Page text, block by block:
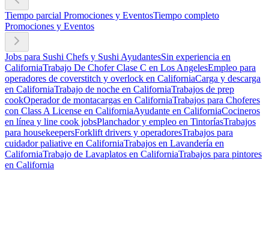
Tiempo parcial Promociones y EventosTiempo completo
Promociones y Eventos
Jobs para Sushi Chefs y Sushi AyudantesSin experiencia en
CaliforniaTrabajo De Chofer Clase C en Los AngelesEmpleo para
operadores de coverstitch y overlock en CaliforniaCarga y descarga
en CaliforniaTrabajo de noche en CaliforniaTrabajos de prep
cookOperador de montacargas en CaliforniaTrabajos para Choferes
con Class A License en CaliforniaAyudante en CaliforniaCocineros
en línea y line cook jobsPlanchador y empleo en TintoríasTrabajos
para housekeepersForklift drivers y operadoresTrabajos para
cuidador paliative en CaliforniaTrabajos en Lavandería en
CaliforniaTrabajo de Lavaplatos en CaliforniaTrabajos para pintores
en California